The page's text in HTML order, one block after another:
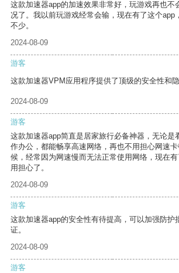
这款加速器app的加速效果非常好，玩游戏再也不
况了。我以前玩游戏经常会输，现在有了这个app
不少。
2024-08-09
游客
这款加速器VPM应用程序提供了顶级的安全性和隐
2024-08-09
游客
这款加速器app简直是居家旅行必备神器，无论是
作办公，都能畅享高速网络，再也不用担心网速
候，经常因为网速慢而无法正常使用网络，现在
用担心了。
2024-08-09
游客
这款加速器app的安全性有待提高，可以加强防护
证。
2024-08-09
游客